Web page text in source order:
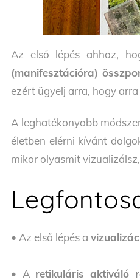
Az első lépés ahhoz,
(manifesztációra)
ezért ügyelj arra, hogy
A leghatékonyabb
életben elérni kívánt
mikor olyasmit
• Az első lépés a
• A retikuláris aktiváló